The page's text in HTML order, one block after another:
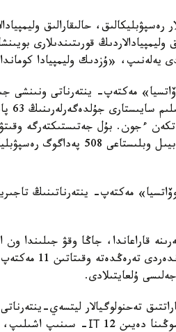
قورىتىندىلارى
يەلەنىپ، «ۇزدىك وليمپيادا
مەكتەپ- ينتەرناتى ونىنشى
ءجون. بۇل جەتىستىكتەرگە
انالاردىڭ قاداعالاۋى ارقىلى قول
مەكتەپ- ينتەرناتىنىڭ
قاراعاندا، جاڭا وقۋ جىلىندا ون
تاراز قالاسىندا
ۇلعايتىلادى.
تەحنولوگيالار ليتسەي-ينتەرناتى